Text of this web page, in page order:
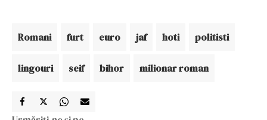
Romani furt euro jaf hoti politisti
lingouri seif bihor milionar roman